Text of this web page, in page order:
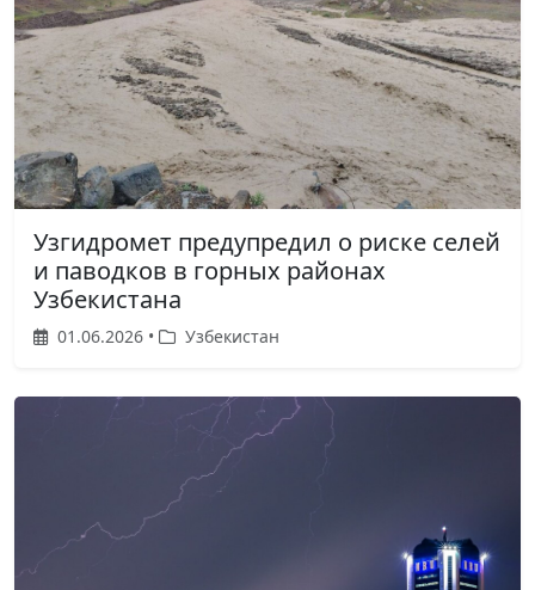
Узгидромет предупредил о риске селей
и паводков в горных районах
Узбекистана
01.06.2026 • Узбекистан